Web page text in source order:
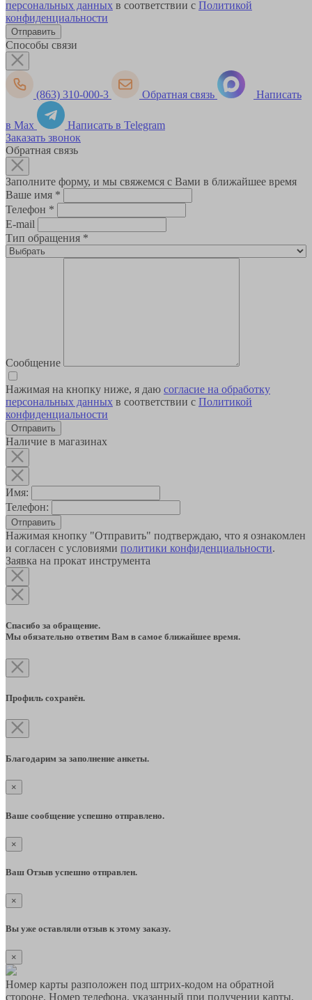
персональных данных в соответствии с Политикой
конфиденциальности
Способы связи
(863) 310-000-3 Обратная связь Написать
в Max
Написать в Telegram
Заказать звонок
Обратная связь
Заполните форму, и мы свяжемся с Вами в ближайшее время
Ваше имя *
Телефон *
E-mail
Тип обращения *
Сообщение
Нажимая на кнопку ниже, я даю согласие на обработку
персональных данных в соответствии с Политикой
конфиденциальности
Наличие в магазинах
Имя:
Телефон:
Отправить
Нажимая кнопку "Отправить" подтверждаю, что я ознакомлен
и согласен с условиями политики конфиденциальности.
Заявка на прокат инструмента
Спасибо за обращение.
Мы обязательно ответим Вам в самое ближайшее время.
Профиль сохранён.
Благодарим за заполнение анкеты.
×
Ваше сообщение успешно отправлено.
×
Ваш Отзыв успешно отправлен.
×
Вы уже оставляли отзыв к этому заказу.
×
Номер карты разположен под штрих-кодом на обратной
стороне. Номер телефона, указанный при получении карты,